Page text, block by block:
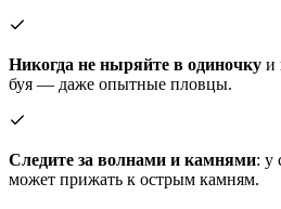
Никогда не ныряйте в одиночку и
буя — даже опытные пловцы.
Следите за волнами и камнями: у
может прижать к острым камням.